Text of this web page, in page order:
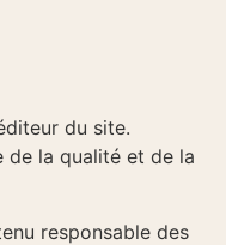
du site.
de la qualité et de la
responsable des